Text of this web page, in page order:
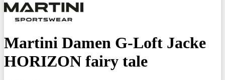
Martini Damen G-Loft Jacke
HORIZON fairy tale